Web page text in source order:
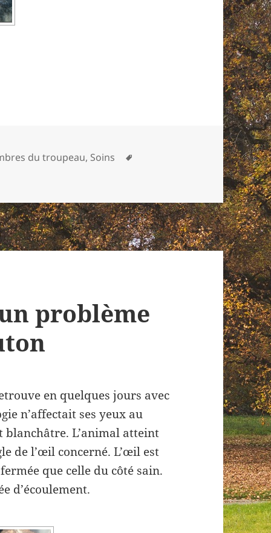
éclair de vers parasites
du troupeau, Soins
attaque éclair de vers parasites
problème
en quelques jours avec
n’affectait ses yeux au
blanchâtre. L’animal atteint
de l’œil concerné. L’œil est
que celle du côté sain.
d’écoulement.